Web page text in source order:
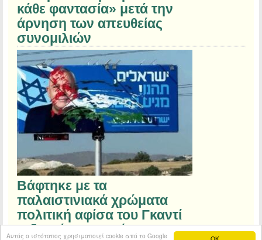
Αυτός ο ιστότοπος χρησιμοποιεί cookie από το Google
κάθε φαντασία» μετά την
άρνηση των απευθείας
συνομιλιών
Βάφτηκε με τα
παλαιστινιακά χρώματα
πολιτική αφίσα του Γκαντί
Αϊζενκότ στην Κύπρο